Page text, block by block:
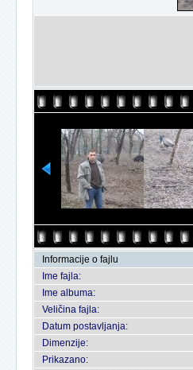
Informacije o fajlu
Ime fajla:
Ime albuma:
Veličina fajla:
Datum postavljanja:
Dimenzije:
Prikazano: